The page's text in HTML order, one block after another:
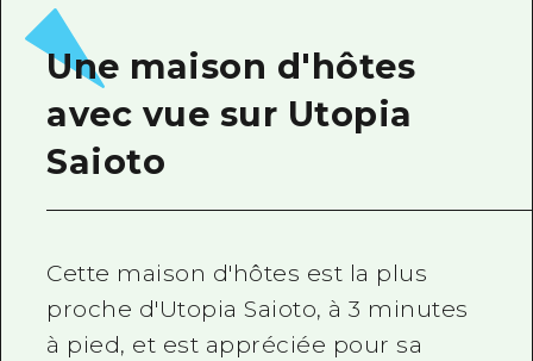
Vidéo d'Hiroshima
FAQ
Téléchargement de Photos
Brochure touristique
Une maison d'hôtes
avec vue sur Utopia
Saioto
Cette maison d'hôtes est la plus
proche d'Utopia Saioto, à 3 minutes
à pied, et est appréciée pour sa